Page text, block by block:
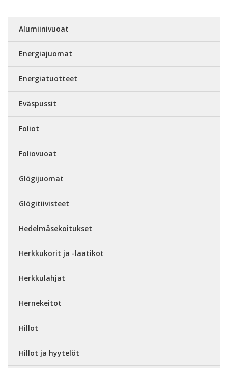
Alumiinivuoat
Energiajuomat
Energiatuotteet
Eväspussit
Foliot
Foliovuoat
Glögijuomat
Glögitiivisteet
Hedelmäsekoitukset
Herkkukorit ja -laatikot
Herkkulahjat
Hernekeitot
Hillot
Hillot ja hyytelöt